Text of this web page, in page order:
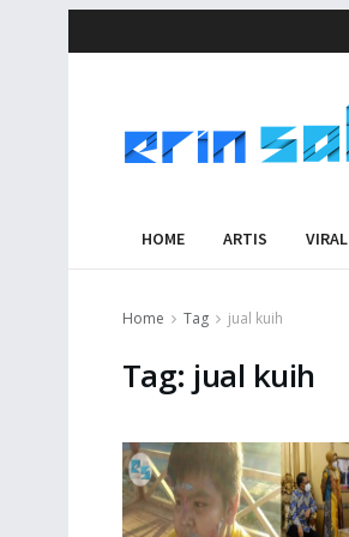
HOME ARTIS VIRAL
Home Tag jual kuih
Tag: jual kuih